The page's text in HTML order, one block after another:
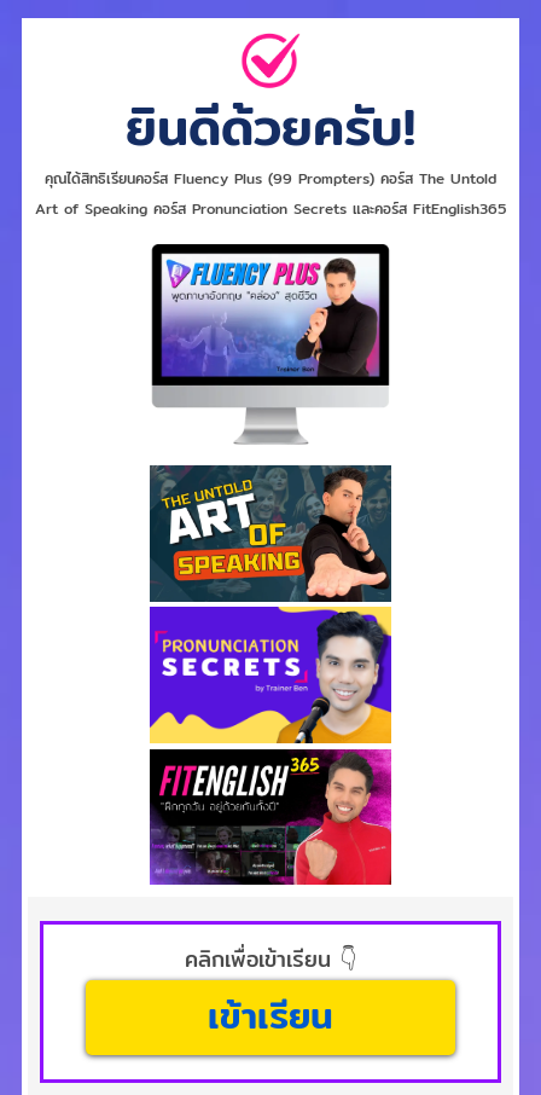
ยินดีด้วยครับ!
คุณได้สิทธิเรียนคอร์ส Fluency Plus (99 Prompters) คอร์ส The Untold
Art of Speaking คอร์ส Pronunciation Secrets และคอร์ส FitEnglish365
คลิกเพื่อเข้าเรียน 👇
เข้าเรียน